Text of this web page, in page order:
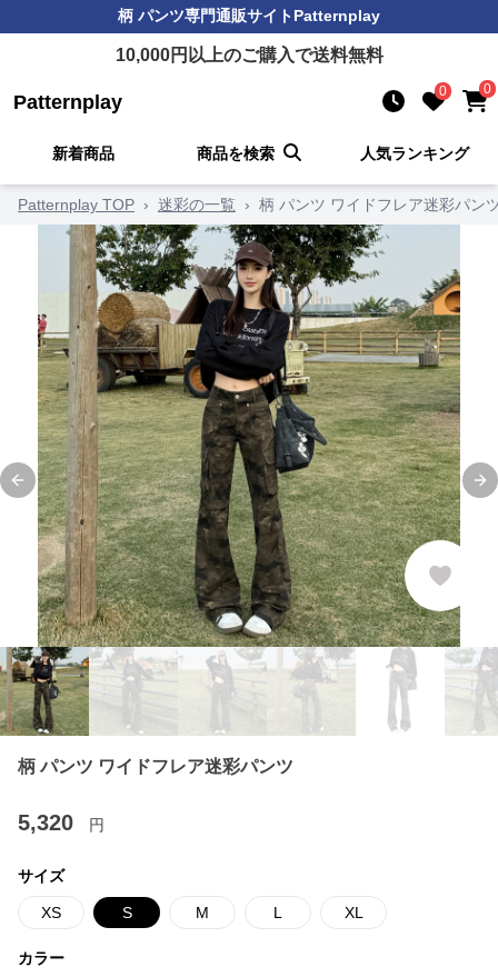
柄 パンツ専門通販サイトPatternplay
10,000円以上のご購入で送料無料
Patternplay 0 0
新着商品 商品を検索 人気ランキング
Patternplay TOP › 迷彩の一覧 › 柄 パンツ ワイドフレア迷彩パン
Previous slide
柄 パンツ ワイドフレア迷彩パンツ
5,320 円
サイズ
XS S M L XL
カラー